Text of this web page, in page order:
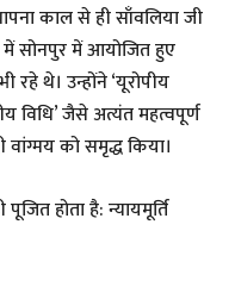
काल से ही साँवलिया जी
सोनपुर में आयोजित हुए
थे। उन्होंने ‘यूरोपीय
विधि’ जैसे अत्यंत महत्वपूर्ण
वांग्मय को समृद्ध किया।
होता है: न्यायमूर्ति